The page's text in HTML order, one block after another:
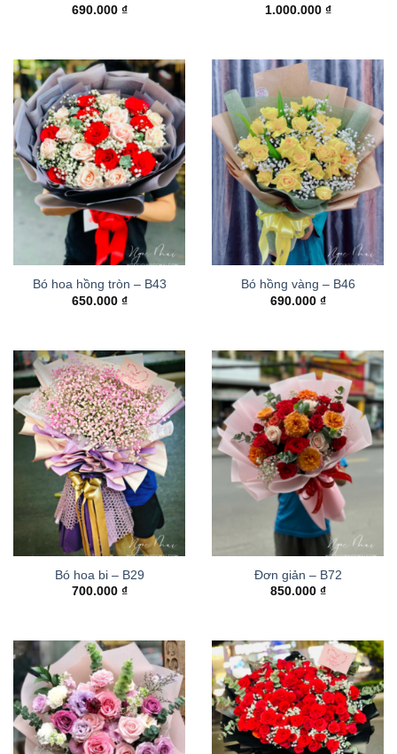
690.000 ₫
1.000.000 ₫
Bó hoa hồng tròn – B43
650.000 ₫
Bó hồng vàng – B46
690.000 ₫
Bó hoa bi – B29
700.000 ₫
Đơn giản – B72
850.000 ₫